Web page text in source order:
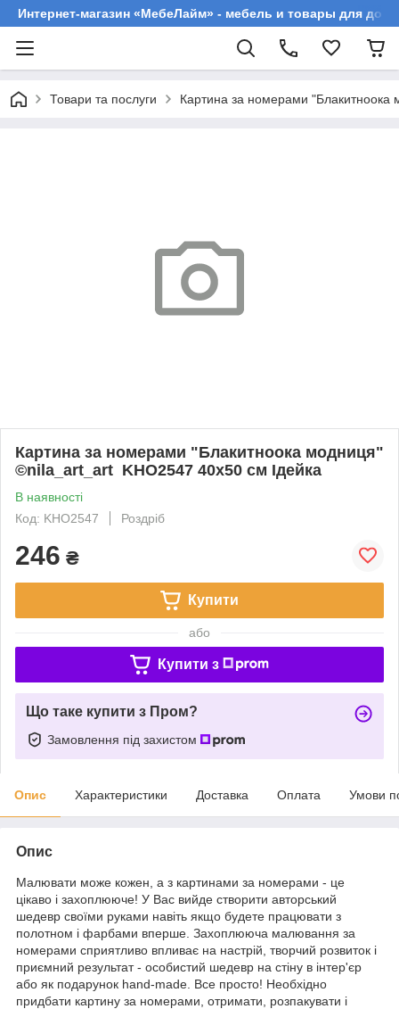
Интернет-магазин «МебеЛайм» - мебель и товары для
Товари та послуги Картина за номерами
Картина за номерами "Блакитноока модниця"
©nila_art_art KHO2547 40х50 см Ідейка
В наявності
Код: KHO2547
Роздріб
246 ₴
Купити
або
Купити з
Що таке купити з Пром?
Замовлення під захистом
Опис Характеристики Доставка Оплата Умови
Опис
Малювати може кожен, а з картинами за номерами - це
цікаво і захоплююче! У Вас вийде створити авторський
шедевр своїми руками навіть якщо будете працювати з
полотном і фарбами вперше. Захоплююча малювання за
номерами сприятливо впливає на настрій, творчий розвиток і
приємний результат - особистий шедевр на стіну в інтер'єр
або як подарунок hand-made. Все просто! Необхідно
придбати картину за номерами, отримати, розпакувати і